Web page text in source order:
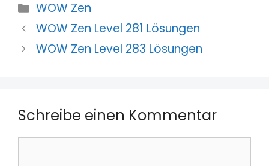
Kategorien
WOW Zen
WOW Zen Level 281 Lösungen
WOW Zen Level 283 Lösungen
Schreibe einen Kommentar